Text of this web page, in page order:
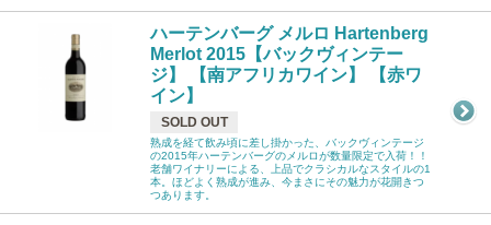
ハーテンバーグ メルロ Hartenberg
Merlot 2015【バックヴィンテー
ジ】 【南アフリカワイン】 【赤ワ
イン】
SOLD OUT
熟成を経て飲み頃に差し掛かった、バックヴィンテージ
の2015年ハーテンバーグのメルロが数量限定で入荷！！
老舗ワイナリーによる、上品でクラシカルなスタイルの1
本。ほどよく熟成が進み、今まさにその魅力が花開きつ
つあります。